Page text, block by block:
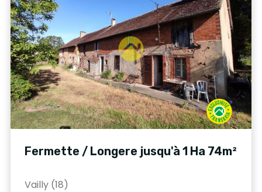
Fermette / Longere jusqu'à 1 Ha 74m²
Vailly (18)